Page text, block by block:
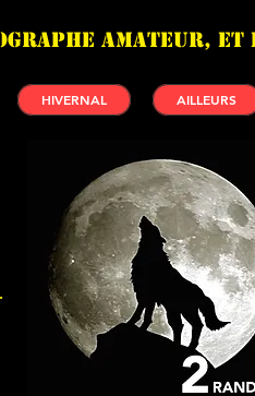
amateur,
HIVERNAL AILLEURS